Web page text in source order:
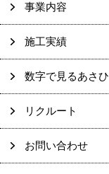
事業内容
施工実績
数字で見るあさひ
リクルート
お問い合わせ